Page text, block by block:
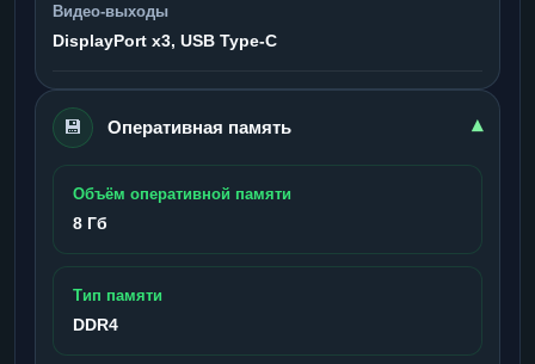
Видео-выходы
DisplayPort x3, USB Type-C
💾 Оперативная память ▾
Объём оперативной памяти
8 Гб
Тип памяти
DDR4